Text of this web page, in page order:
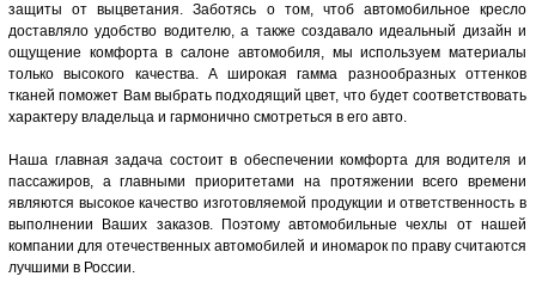
защиты от выцветания. Заботясь о том, чтоб автомобильное кресло
доставляло удобство водителю, а также создавало идеальный дизайн и
ощущение комфорта в салоне автомобиля, мы используем материалы
только высокого качества. А широкая гамма разнообразных оттенков
тканей поможет Вам выбрать подходящий цвет, что будет соответствовать
характеру владельца и гармонично смотреться в его авто.
Наша главная задача состоит в обеспечении комфорта для водителя и
пассажиров, а главными приоритетами на протяжении всего времени
являются высокое качество изготовляемой продукции и ответственность в
выполнении Ваших заказов. Поэтому автомобильные чехлы от нашей
компании для отечественных автомобилей и иномарок по праву считаются
лучшими в России.